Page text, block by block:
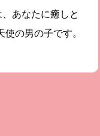
あなたに癒しと
の男の子です。